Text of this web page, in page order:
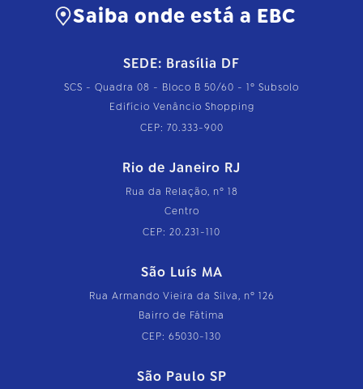
Saiba onde está a EBC
SEDE: Brasília DF
SCS - Quadra 08 - Bloco B 50/60 - 1º Subsolo
Edifício Venâncio Shopping
CEP: 70.333-900
Rio de Janeiro RJ
Rua da Relação, nº 18
Centro
CEP: 20.231-110
São Luís MA
Rua Armando Vieira da Silva, nº 126
Bairro de Fátima
CEP: 65030-130
São Paulo SP